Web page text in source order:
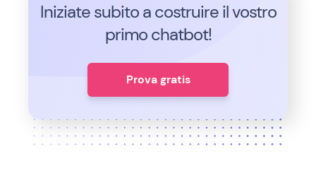
Iniziate subito a costruire il vostro
primo chatbot!
Prova gratis